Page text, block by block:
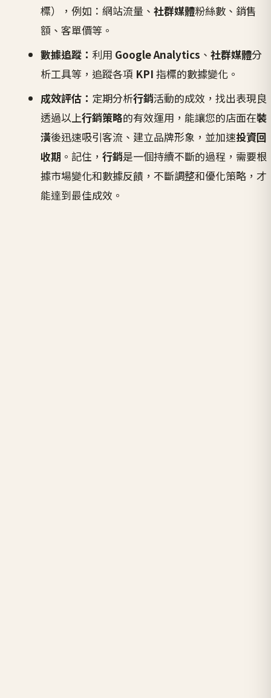
標），例如：網站流量、社群媒體粉絲數、銷售
額、客單價等。
數據追蹤： 利用 Google Analytics 、社群媒體分
析工具等，追蹤各項 KPI 指標的數據變化。
成效評估： 定期分析行銷活動的成效，找出表現良
透過以上行銷策略的有效運用，能讓您的店面在裝
潢後迅速吸引客流、建立品牌形象，並加速投資回
收期 。記住，行銷是一個持續不斷的過程，需要根
據市場變化和數據反饋，不斷調整和優化策略，才
能達到最佳成效。